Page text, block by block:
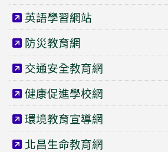
英語學習網站
防災教育網
交通安全教育網
健康促進學校網
環境教育宣導網
北昌生命教育網